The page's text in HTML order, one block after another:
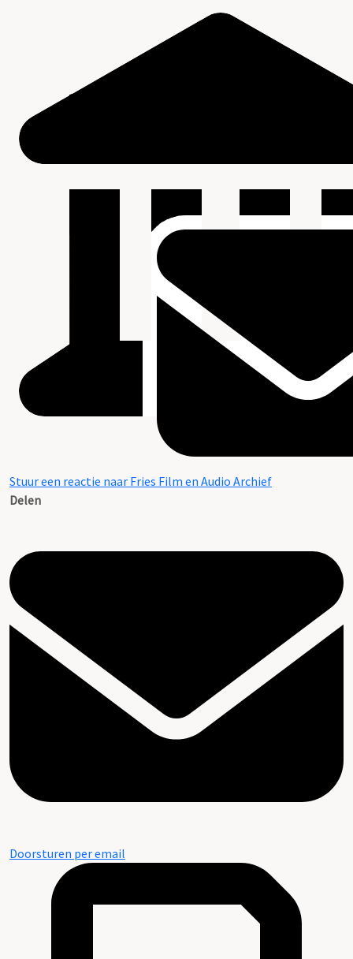
Stuur een reactie naar Fries Film en Audio Archief
Delen
Doorsturen per email